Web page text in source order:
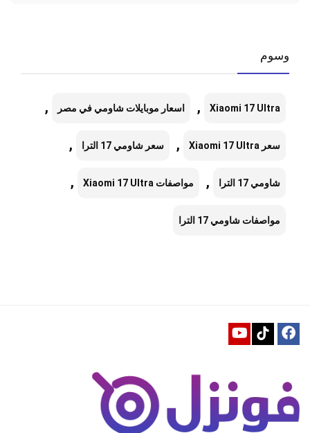
وسوم
Xiaomi 17 Ultra
, اسعار موبايلات شاومي في مصر ,
سعر Xiaomi 17 Ultra , سعر شاومي 17 الترا ,
شاومي 17 الترا , مواصفات Xiaomi 17 Ultra ,
مواصفات شاومي 17 الترا